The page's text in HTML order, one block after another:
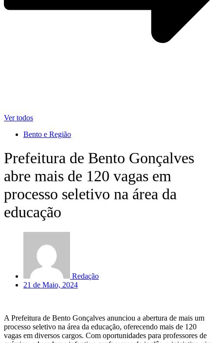
Ver todos
Bento e Região
Prefeitura de Bento Gonçalves
abre mais de 120 vagas em
processo seletivo na área da
educação
Redação
21 de Maio, 2024
A Prefeitura de Bento Gonçalves anunciou a abertura de mais um
processo seletivo na área da educação, oferecendo mais de 120
vagas em diversos cargos. Com oportunidades para professores de